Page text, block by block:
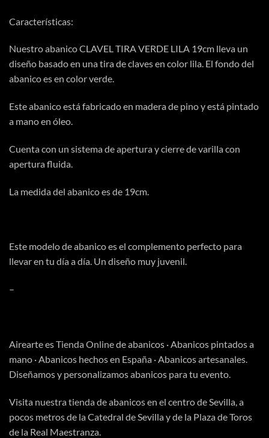
Características:
Nuestro abanico CLAVEL TIRA VERDE LILA 19cm lleva un
diseño basado en una tira de claves en color lila. El fondo del
abanico es en color verde.
Este abanico está fabricado en madera de pino y está pintado
a mano en óleo.
Cuenta con un sistema de apertura y cierre de varilla con
apertura fluida.
La medida del abanico es de 19cm.
Este modelo de abanico es el complemento perfecto para
llevar en tu día a día. Un diseño muy juvenil.
–
Airearte esTienda Onlinede abanicos · Abanicos pintados a
mano · Abanicos hechos en España · Abanicos artesanales.
Diseñamos y personalizamos abanicos para tu evento.
Visita nuestra tienda de abanicos en el centro de Sevilla, a
pocos metros de la Catedral de Sevilla y de la Plaza de Toros
de la Real Maestranza.